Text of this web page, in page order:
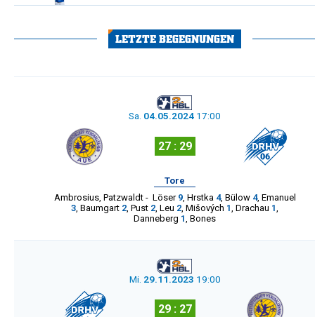
LETZTE BEGEGNUNGEN
Sa. 04.05.2024 17:00
27 : 29
Tore
Ambrosius, Patzwaldt- Löser 9, Hrstka 4, Bülow 4, Emanuel
3, Baumgart 2, Pust 2, Leu 2, Mišových 1, Drachau 1,
Danneberg 1, Bones
Mi. 29.11.2023 19:00
29 : 27